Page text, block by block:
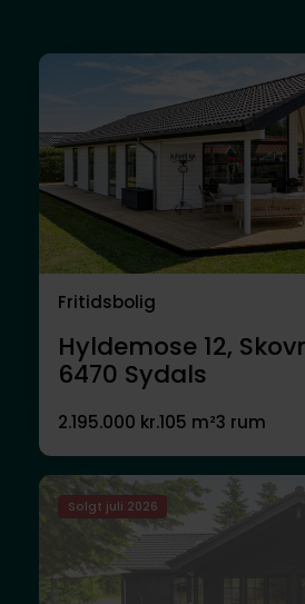
Fritidsbolig
Hyldemose 12,
6470 Sydals
2.195.000 kr.105 m²3 rum
Solgt juli 2026